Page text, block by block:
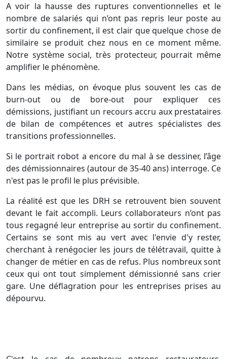
A voir la hausse des ruptures conventionnelles et le
nombre de salariés qui n’ont pas repris leur poste au
sortir du confinement, il est clair que quelque chose de
similaire se produit chez nous en ce moment même.
Notre système social, très protecteur, pourrait même
amplifier le phénomène.
Dans les médias, on évoque plus souvent les cas de
burn-out ou de bore-out pour expliquer ces
démissions, justifiant un recours accru aux prestataires
de bilan de compétences et autres spécialistes des
transitions professionnelles.
Si le portrait robot a encore du mal à se dessiner, l’âge
des démissionnaires (autour de 35-40 ans) interroge. Ce
n'est pas le profil le plus prévisible.
La réalité est que les DRH se retrouvent bien souvent
devant le fait accompli. Leurs collaborateurs n’ont pas
tous regagné leur entreprise au sortir du confinement.
Certains se sont mis au vert avec l'envie d'y rester,
cherchant à renégocier les jours de télétravail, quitte à
changer de métier en cas de refus. Plus nombreux sont
ceux qui ont tout simplement démissionné sans crier
gare. Une déflagration pour les entreprises prises au
dépourvu.